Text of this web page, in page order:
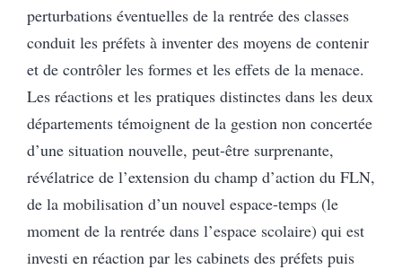
perturbations éventuelles de la rentrée des classes
conduit les préfets à inventer des moyens de contenir
et de contrôler les formes et les effets de la menace.
Les réactions et les pratiques distinctes dans les deux
départements témoignent de la gestion non concertée
d’une situation nouvelle, peut-être surprenante,
révélatrice de l’extension du champ d’action du FLN,
de la mobilisation d’un nouvel espace-temps (le
moment de la rentrée dans l’espace scolaire) qui est
investi en réaction par les cabinets des préfets puis